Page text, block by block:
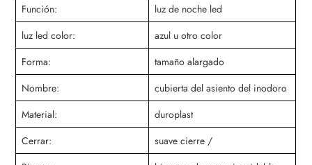
Función:
luz de noche led
luz led color:
azul u otro color
Forma:
tamaño alargado
Nombre:
cubierta del asiento del inodoro
Material:
duroplast
Cerrar:
suave cierre /